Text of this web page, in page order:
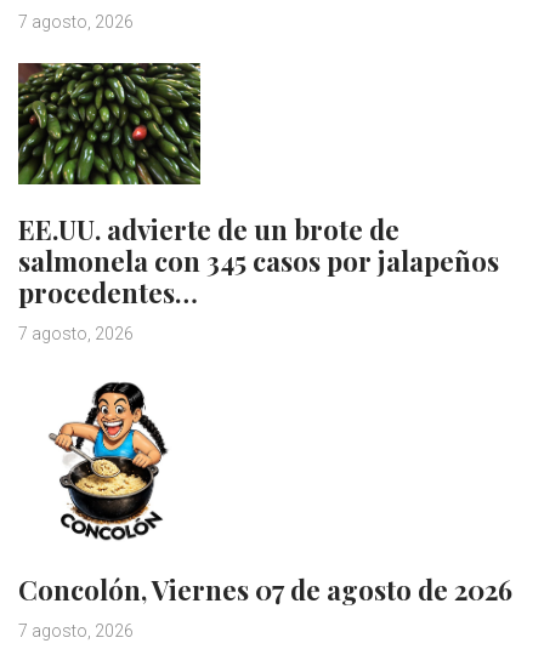
7 agosto, 2026
EE.UU. advierte de un brote de
salmonela con 345 casos por jalapeños
procedentes…
7 agosto, 2026
Concolón, Viernes 07 de agosto de 2026
7 agosto, 2026